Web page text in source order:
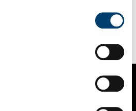
hij tussen de jasslippen door
goed was. In zijn jonge jaren
te verwisselen, maar helaas
moment over op het dragen